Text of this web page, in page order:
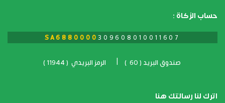
حساب الزكاة :
SA6880000309608010011607
صندوق البريد ( 60 ) | الرمز البريدي ( 11944 )
اترك لنا رسالتك هنا